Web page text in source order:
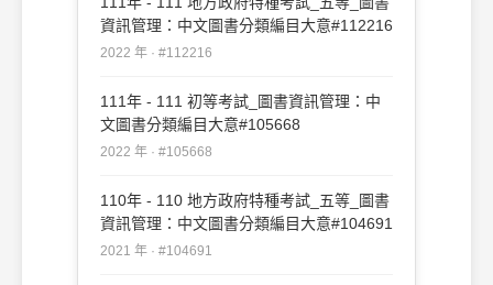
資訊管理：中文圖書分類編目大意#112216
2022 年 · #112216
111年 - 111 初等考試_圖書資訊管理：中
文圖書分類編目大意#105668
2022 年 · #105668
110年 - 110 地方政府特種考試_五等_圖書
資訊管理：中文圖書分類編目大意#104691
2021 年 · #104691